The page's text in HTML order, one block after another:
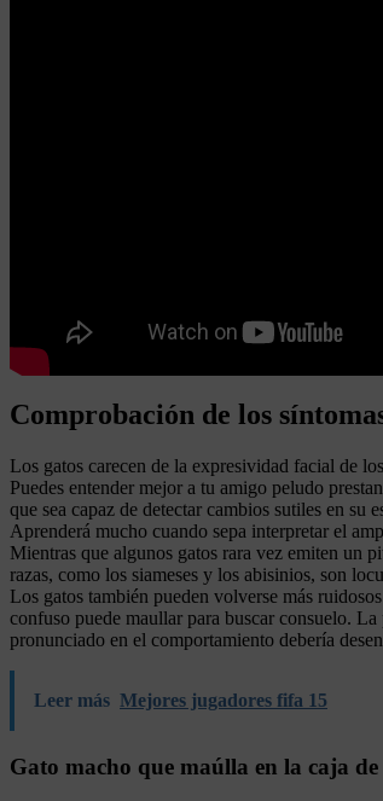
Comprobación de los
Los gatos carecen de la expresividad facial de
Puedes entender mejor a tu amigo peludo
que sea capaz de detectar cambios sutiles en su
Aprenderá mucho cuando sepa interpretar el
Mientras que algunos gatos rara vez emiten un
razas, como los siameses y los abisinios, son
Los gatos también pueden volverse más
confuso puede maullar para buscar consuelo.
pronunciado en el comportamiento debería
Leer más Mejores jugadores fifa 15
Gato macho que maúlla en la caja de